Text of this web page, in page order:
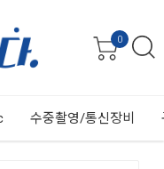
0
수중촬영/통신장비